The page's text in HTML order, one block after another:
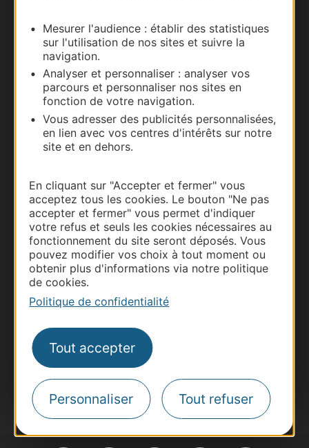
Mesurer l'audience : établir des statistiques
sur l'utilisation de nos sites et suivre la
navigation.
Analyser et personnaliser : analyser vos
parcours et personnaliser nos sites en
fonction de votre navigation.
Vous adresser des publicités personnalisées,
en lien avec vos centres d'intérêts sur notre
site et en dehors.
En cliquant sur "Accepter et fermer" vous
acceptez tous les cookies. Le bouton "Ne pas
accepter et fermer" vous permet d'indiquer
votre refus et seuls les cookies nécessaires au
fonctionnement du site seront déposés. Vous
pouvez modifier vos choix à tout moment ou
obtenir plus d'informations via notre politique
de cookies.
Politique de confidentialité
Tout accepter
Personnaliser Tout refuser
Documentation
Thermalisme
Business/Mice
Pros d'Occitanie
Site presse et d'influence
Voyagistes
Inscrivez-vous à la lettre d'information
Destination Occitanie pour recevoir des
suggestions de séjours, de visites et de sorties.
Je m'abonne